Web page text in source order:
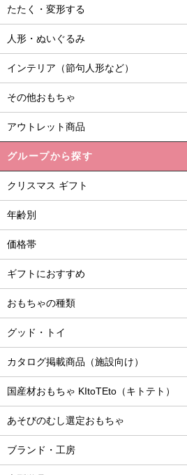
たたく・変形する
人形・ぬいぐるみ
インテリア（節句人形など）
その他おもちゃ
アウトレット商品
グループから探す
クリスマス ギフト
年齢別
価格帯
ギフトにおすすめ
おもちゃの種類
グッド・トイ
カタログ掲載商品（施設向け）
国産材おもちゃ KItoTEto（キトテト）
あそびのむし選定おもちゃ
ブランド・工房